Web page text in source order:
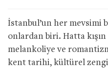
İstanbul’un her mevsimi
onlardan biri. Hatta
melankoliye ve
kent tarihi, kültürel